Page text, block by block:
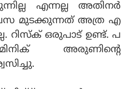
എന്നല്ല അതിനർ
മുടക്കുന്നത് അത്ര എ
റിസ്ക് ഒരുപാട് ഉണ്ട്. പ
അരുണിന്റെ